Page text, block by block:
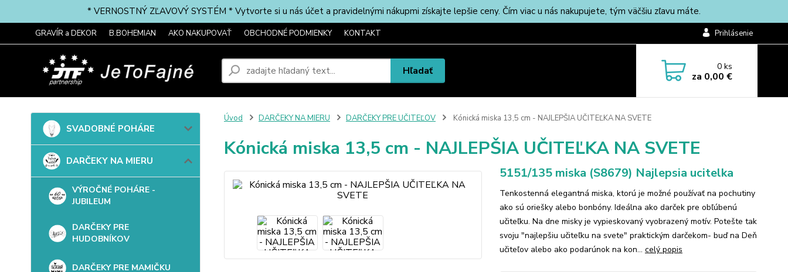
* VERNOSTNÝ ZĽAVOVÝ SYSTÉM * Vytvorte si u nás účet a pravidelnými nákupmi získajte lepšie ceny. Čím viac u nás nakupujete, tým väčšiu zľavu máte.
GRAVÍR a DEKOR B.BOHEMIAN AKO NAKUPOVAŤ OBCHODNÉ PODMIENKY KONTAKT Prihlásenie
Hľadať 0ks
za 0,00 €
SVADOBNÉ POHÁRE
DARČEKY NA MIERU
VÝROČNÉ POHÁRE -
JUBILEUM
DARČEKY PRE
HUDOBNÍKOV
DARČEKY PRE MAMIČKU
Úvod DARČEKY NA MIERU DARČEKY PRE UČITEĽOV Kónická miska 13,5 cm - NAJLEPŠIA UČITEĽKA NA SVETE
Kónická miska 13,5 cm - NAJLEPŠIA UČITEĽKA NA SVETE
5151/135 miska (S8679) Najlepsia ucitelka
Tenkostenná elegantná miska, ktorú je možné používať na pochutiny
ako sú oriešky alebo bonbóny. Ideálna ako darček pre obľúbenú
učiteľku. Na dne misky je vypieskovaný vyobrazený motív. Potešte tak
svoju "najlepšiu učiteľku na svete" praktickým darčekom- buď na Deň
učiteľov alebo ako podarúnok na kon... celý popis